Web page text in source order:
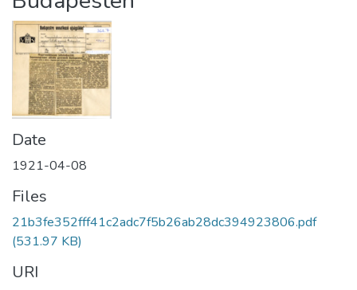
Date
1921-04-08
Files
21b3fe352fff41c2adc7f5b26ab28dc394923806.pdf
(531.97 KB)
URI